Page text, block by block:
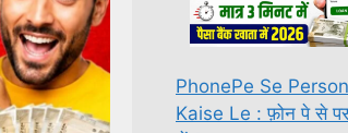
PhonePe Se
Kaise Le : फ़ोन पे से